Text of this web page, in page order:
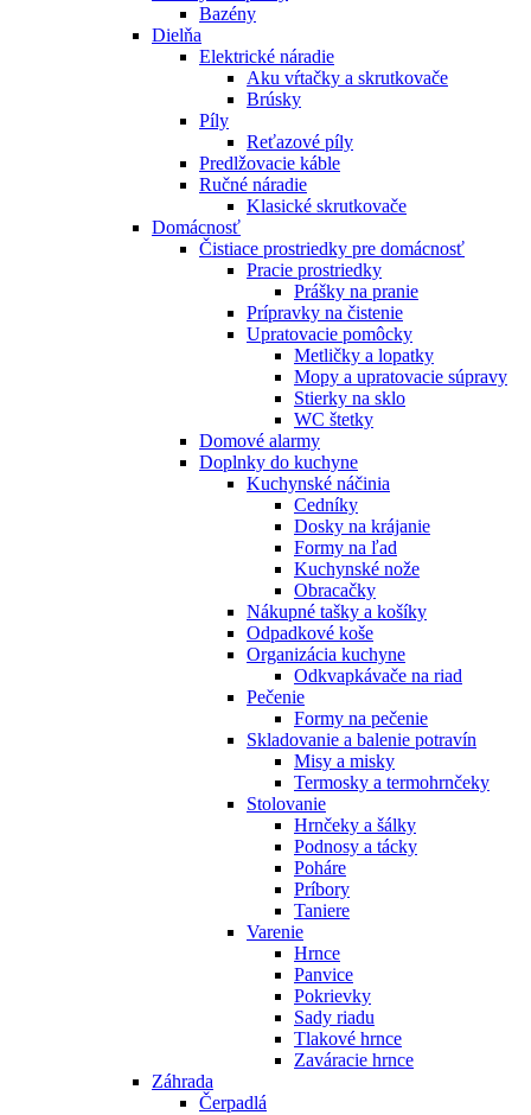
Bazény
Dielňa
Elektrické náradie
Aku vŕtačky a skrutkovače
Brúsky
Píly
Reťazové píly
Predlžovacie káble
Ručné náradie
Klasické skrutkovače
Domácnosť
Čistiace prostriedky pre domácnosť
Pracie prostriedky
Prášky na pranie
Prípravky na čistenie
Upratovacie pomôcky
Metličky a lopatky
Mopy a upratovacie súpravy
Stierky na sklo
WC štetky
Domové alarmy
Doplnky do kuchyne
Kuchynské náčinia
Cedníky
Dosky na krájanie
Formy na ľad
Kuchynské nože
Obracačky
Nákupné tašky a košíky
Odpadkové koše
Organizácia kuchyne
Odkvapkávače na riad
Pečenie
Formy na pečenie
Skladovanie a balenie potravín
Misy a misky
Termosky a termohrnčeky
Stolovanie
Hrnčeky a šálky
Podnosy a tácky
Poháre
Príbory
Taniere
Varenie
Hrnce
Panvice
Pokrievky
Sady riadu
Tlakové hrnce
Zaváracie hrnce
Záhrada
Čerpadlá